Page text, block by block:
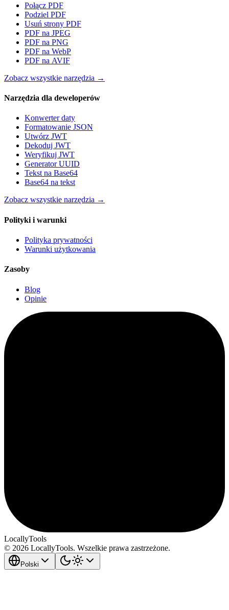
Połącz PDF
Podziel PDF
Usuń strony PDF
PDF na JPEG
PDF na PNG
PDF na WebP
PDF na AVIF
Zobacz wszystkie narzędzia →
Narzędzia dla deweloperów
Konwerter daty
Formatowanie JSON
Utwórz JWT
Dekoduj JWT
Weryfikuj JWT
Generator UUID
Tekst na Base64
Base64 na tekst
Zobacz wszystkie narzędzia →
Polityki i warunki
Polityka prywatności
Warunki użytkowania
Zasoby
Blog
Opinie
LocallyTools
© 2026 LocallyTools. Wszelkie prawa zastrzeżone.
Polski